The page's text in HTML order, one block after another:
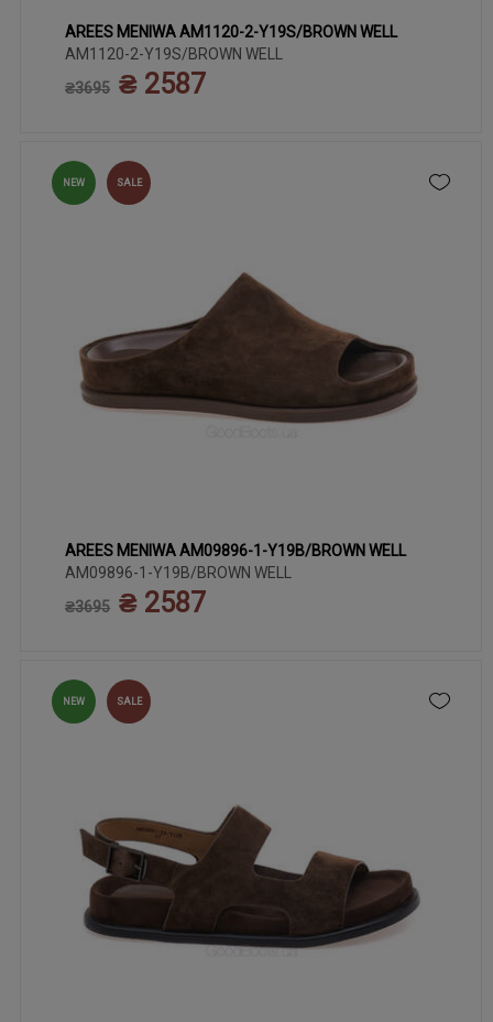
36 37 38 39 40 41
AREES MENIWA AM1120-2-Y19S/BROWN WELL
AM1120-2-Y19S/BROWN WELL
₴3695 ₴ 2587
NEW SALE
36 37 38 39 40 41
AREES MENIWA AM09896-1-Y19B/BROWN WELL
AM09896-1-Y19B/BROWN WELL
₴3695 ₴ 2587
NEW SALE